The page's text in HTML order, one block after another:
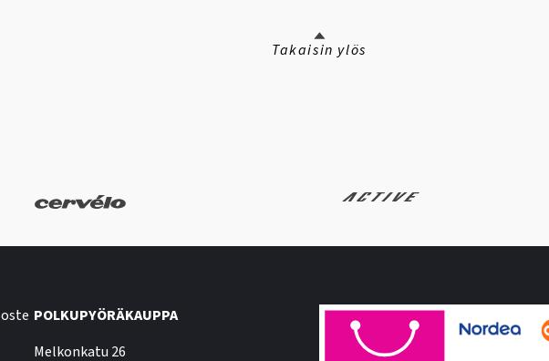
Takaisin ylös
POLKUPYÖRÄKAUPPA
Melkonkatu 26